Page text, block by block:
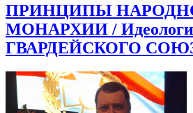
ПРИНЦИПЫ
МОНАРХИИ /
ГВАРДЕЙСКОГО